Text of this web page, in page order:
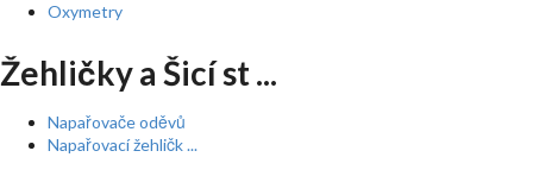
Oxymetry
Žehličky a Šicí st ...
Napařovače oděvů
Napařovací žehličk ...